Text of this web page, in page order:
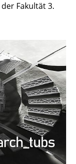
der Fakultät 3.